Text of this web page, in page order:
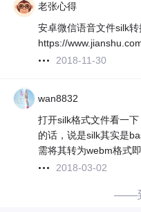
老张心得
安卓微信语音文件silk转
https://
2018-11-30
wan8832
打开silk格式文件看一
的话，说是silk其实是
需将其转为webm格式即
2018-03-02
——